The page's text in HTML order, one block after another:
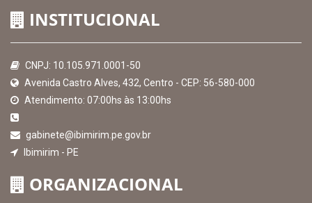
Hora:
de 2026
MAPA DO SITE
INSTITUCIONAL